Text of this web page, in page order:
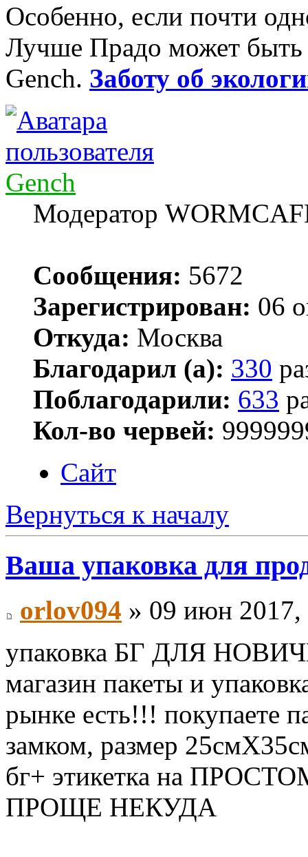
Особенно, если почти
Лучше Прадо может
Gench. Заботу об
Gench
Модератор
Сообщения: 5672
Зарегистрирован: 06
Откуда: Москва
Благодарил (а): 330
Поблагодарили: 633
Кол-во червей:
Сайт
Вернуться к началу
Ваша упаковка для
orlov094 » 09 июн 2017,
упаковка БГ ДЛЯ
магазин пакеты и
рынке есть!!! покупаете
замком, размер
бг+ этикетка на
ПРОЩЕ НЕКУДА